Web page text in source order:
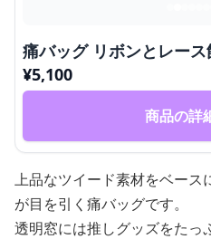
痛バッグ リボンとレー
¥5,100
商品の詳
上品なツイード素材をベース
が目を引く痛バッグです。
透明窓には推しグッズをたっ